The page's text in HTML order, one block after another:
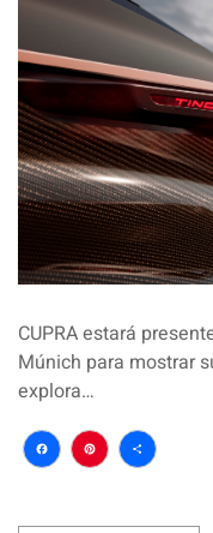
CUPRA estará
Múnich para mostrar
explora…
Facebook
Pinterest